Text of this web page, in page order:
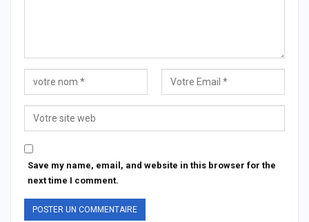
Save my name, email, and website in this browser for the
next time I comment.